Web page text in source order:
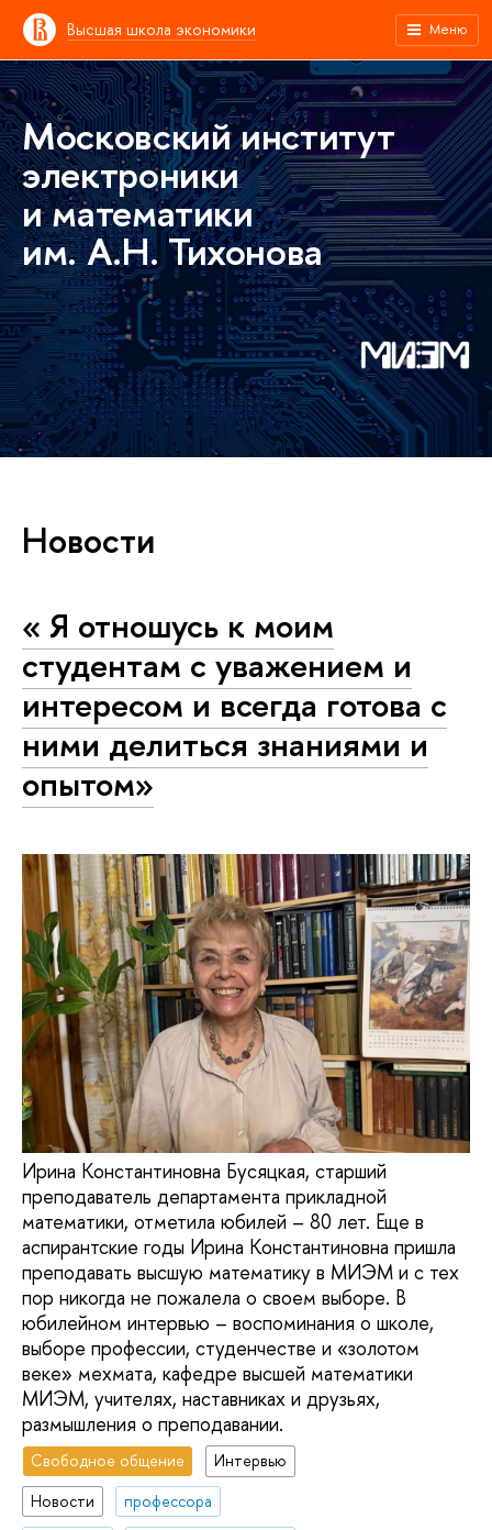
Высшая школа экономики Меню
Московский институт
электроники
и математики
им. А.Н. Тихонова
Новости
« Я отношусь к моим
студентам с уважением и
интересом и всегда готова с
ними делиться знаниями и
опытом»
Ирина Константиновна Бусяцкая, старший
преподаватель департамента прикладной
математики, отметила юбилей – 80 лет. Еще в
аспирантские годы Ирина Константиновна пришла
преподавать высшую математику в МИЭМ и с тех
пор никогда не пожалела о своем выборе. В
юбилейном интервью – воспоминания о школе,
выборе профессии, студенчестве и «золотом
веке» мехмата, кафедре высшей математики
МИЭМ, учителях, наставниках и друзьях,
размышления о преподавании.
Свободное общение
Интервью
Новости
профессора